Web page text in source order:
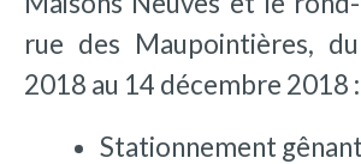
rue des Maupointières,
2018 au 14 décembre 2018 :
Stationnement